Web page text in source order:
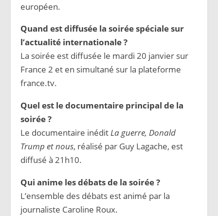
européen.
Quand est diffusée la soirée spéciale sur
l’actualité internationale ?
La soirée est diffusée le mardi 20 janvier sur
France 2 et en simultané sur la plateforme
france.tv.
Quel est le documentaire principal de la
soirée ?
Le documentaire inéditLa guerre, Donald
Trump et nous, réalisé par Guy Lagache, est
diffusé à 21h10.
Qui anime les débats de la soirée ?
L’ensemble des débats est animé par la
journaliste Caroline Roux.